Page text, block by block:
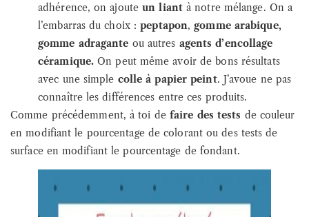
adhérence, on ajouteun liantà notre mélange. On a
l’embarras du choix :peptapon, gomme arabique,
gomme adragante ou autres agents d’encollage
céramique. On peut même avoir de bons résultats
avec une simple colle à papier peint. J’avoue ne pas
connaître les différences entre ces produits.
Comme précédemment, à toi defaire des tests de couleur
en modifiant le pourcentage de colorant ou des tests de
surface en modifiant le pourcentage de fondant.